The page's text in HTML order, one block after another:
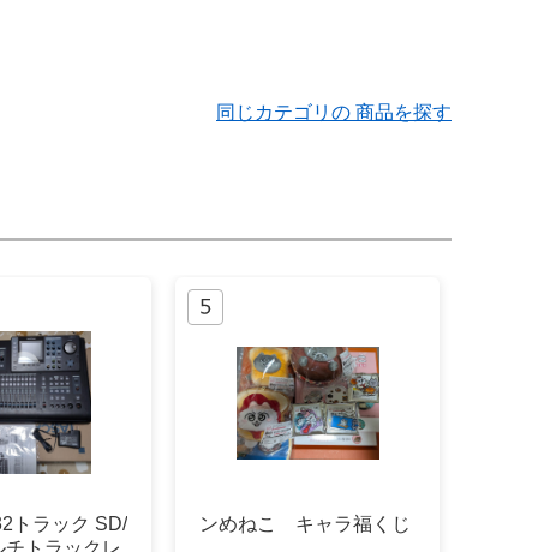
同じカテゴリの 商品を探す
トラック SD/
ンめねこ キャラ福くじ